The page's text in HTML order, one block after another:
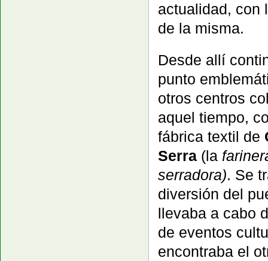
actualidad, con
de la misma.
Desde allí
punto
otros centros
aquel tiempo,
fábrica textil de
Serra (la
serradora). Se
diversión del
llevaba a cabo
de eventos
encontraba el